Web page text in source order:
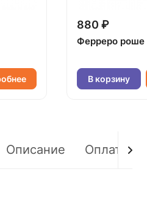
880 ₽
Ферреро роше
В корзину
Описание Оплата